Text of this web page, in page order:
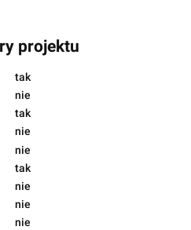
projektu
tak
nie
tak
nie
nie
tak
nie
nie
nie